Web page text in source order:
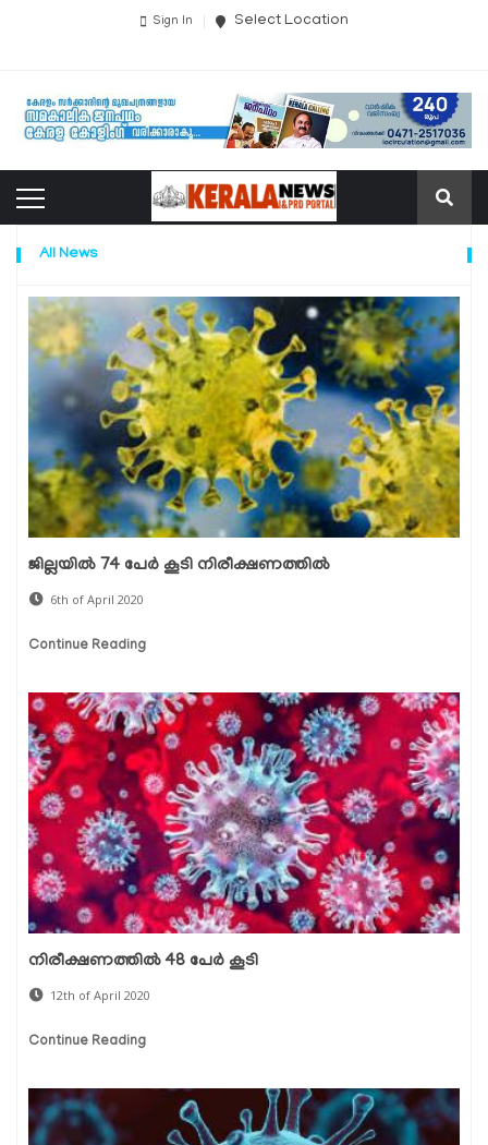
Sign In Select Location
All News
ജില്ലയില്‍ 74 പേര്‍ കൂടി നിരീക്ഷണത്തില്‍
6th of April 2020
Continue Reading
നിരീക്ഷണത്തില്‍ 48 പേര്‍ കൂടി
12th of April 2020
Continue Reading